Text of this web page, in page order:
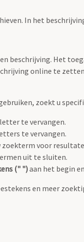
In het
beschrijving. Het
online te
zoekt u
te vervangen.
te vervangen.
zoekterm voor
uit te sluiten.
(" ")aan het begin
en meer